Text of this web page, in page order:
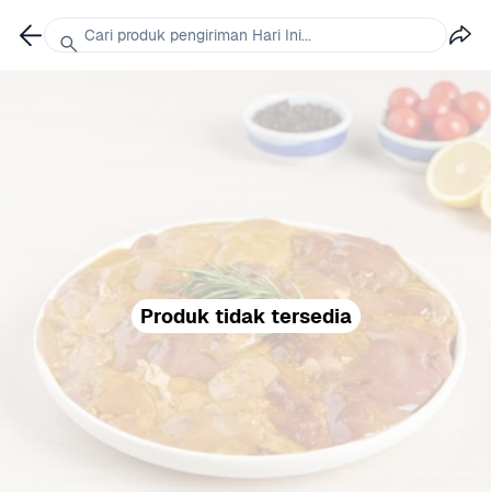
Produk tidak tersedia
Cari produk pengiriman Hari Ini...